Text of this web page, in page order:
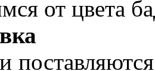
от цвета